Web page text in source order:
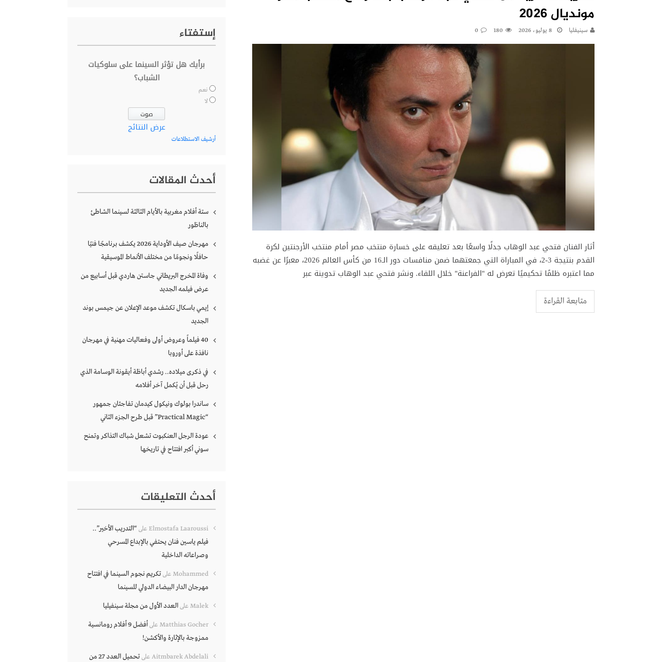
مونديال 2026
سينيفليا 8 يوليو، 2026 180
0
أثار الفنان فتحي عبد الوهاب جدلًا واسعًا بعد تعليقه على خسارة منتخب مصر أمام منتخب الأرجنتين لكرة
القدم بنتيجة 3-2، في المباراة التي جمعتهما ضمن منافسات دور الـ16 من كأس العالم 2026، معبرًا عن غضبه
مما اعتبره ظلمًا تحكيميًا تعرض له "الفراعنة" خلال اللقاء. ونشر فتحي عبد الوهاب تدوينة عبر
متابعة القراءة
إستفتاء
برأيك هل تؤثر السينما على سلوكيات
الشباب؟
نعم
لا
عرض النتائج
أرشيف الاستطلاعات
أحدث المقالات
ستة أفلام مغربية بالأيام الثالثة لسينما الشاطئ
بالناظور
مهرجان صيف الأوداية 2026 يكشف برنامجًا فنيًا
حافلًا ونجومًا من مختلف الأنماط الموسيقية
وفاة المخرج البريطاني جاستن هاردي قبل أسابيع من
عرض فيلمه الجديد
إيمي باسكال تكشف موعد الإعلان عن جيمس بوند
الجديد
40 فيلماً وعروض أولى وفعاليات مهنية في مهرجان
نافذة على أوروبا
في ذكرى ميلاده.. رشدي أباظة أيقونة الوسامة الذي
رحل قبل أن يُكمل آخر أفلامه
ساندرا بولوك ونيكول كيدمان تفاجئان جمهور
“Practical Magic” قبل طرح الجزء الثاني
عودة الرجل العنكبوت تشعل شباك التذاكر وتمنح
سوني أكبر افتتاح في تاريخها
أحدث التعليقات
Elmostafa Laaroussi على“التدريب الأخير”..
فيلم ياسين فنان يحتفي بالإبداع المسرحي
وصراعاته الداخلية
Mohammed علىتكريم نجوم السينما في افتتاح
مهرجان الدار البيضاء الدولي للسينما
Malek علىالعدد الأول من مجلة سينفيليا
Matthias Gocher على
أفضل 9 أفلام رومانسية
ممزوجة بالإثارة والأكشن!
Aitmbarek Abdelali على
تحميل العدد 27 من